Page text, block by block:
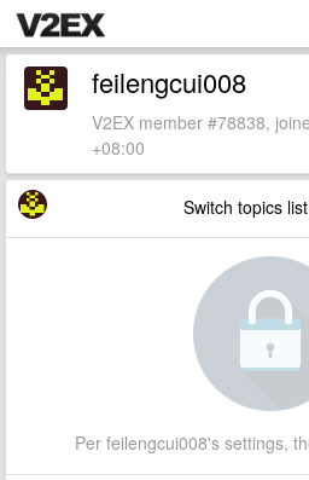
feilengcui008
V2EX member #78838,
+08:00
Switch topics list
Per feilengcui008's settings,